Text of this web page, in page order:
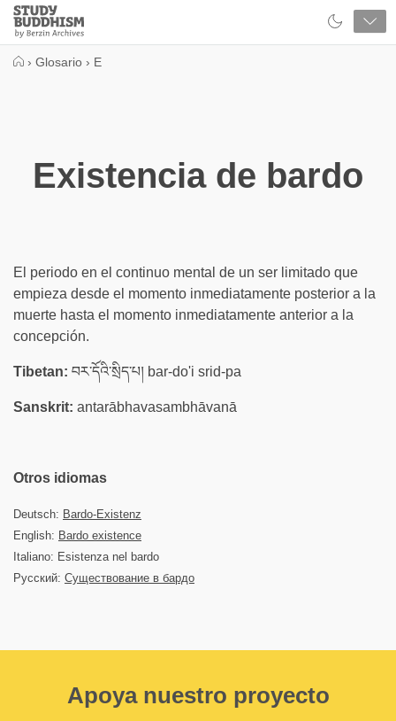
Close
Study
Buddhism
› Glosario › E
Existencia de bardo
El periodo en el continuo mental de un ser limitado que
empieza desde el momento inmediatamente posterior a la
muerte hasta el momento inmediatamente anterior a la
concepción.
Tibetan: བར་དོའི་སྲིད་པ། bar-do'i srid-pa
Sanskrit: antarābhavasambhāvanā
Otros idiomas
Deutsch: Bardo-Existenz
English: Bardo existence
Italiano: Esistenza nel bardo
Русский: Существование в бардо
Apoya nuestro proyecto